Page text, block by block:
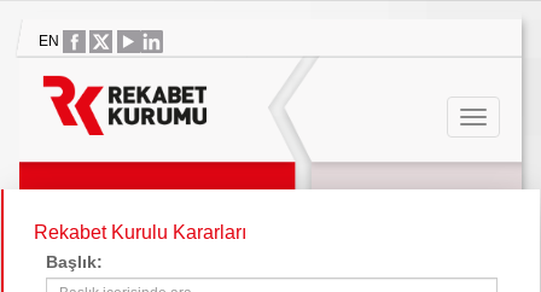
EN
Rekabet Kurulu Kararları
Başlık: